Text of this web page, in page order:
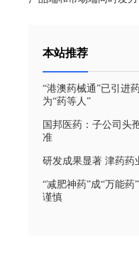
本站推荐
“港澳药械通”已引进
为“药等人”
国邦医药：子公司头
准
研发成果显著 津药药
“减肥神药”成“万能
谨慎